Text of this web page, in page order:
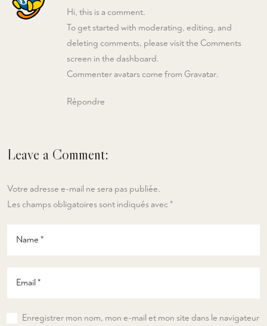
Hi, this is a comment.
To get started with moderating, editing, and
deleting comments, please visit the Comments
screen in the dashboard.
Commenter avatars come from Gravatar.
Répondre
Leave a Comment:
Votre adresse e-mail ne sera pas publiée.
Les champs obligatoires sont indiqués avec *
Enregistrer mon nom, mon e-mail et mon site dans le navigateur